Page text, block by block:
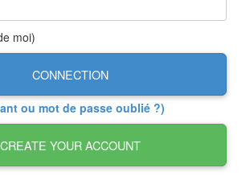
moi)
CONNECTION
ou mot de passe oublié ?)
CREATE YOUR ACCOUNT